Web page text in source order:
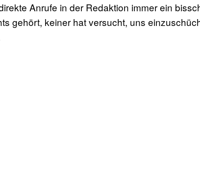
Anrufe in der Redaktion immer ein
gehört, keiner hat versucht, uns